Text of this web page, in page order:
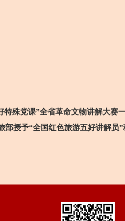
殊党课”全省革命文物讲解大赛
授予“全国红色旅游五好讲解员”